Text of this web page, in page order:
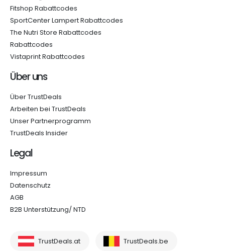
Fitshop Rabattcodes
SportCenter Lampert Rabattcodes
The Nutri Store Rabattcodes
Rabattcodes
Vistaprint Rabattcodes
Über uns
Über TrustDeals
Arbeiten bei TrustDeals
Unser Partnerprogramm
TrustDeals Insider
Legal
Impressum
Datenschutz
AGB
B2B Unterstützung/ NTD
TrustDeals.at TrustDeals.be